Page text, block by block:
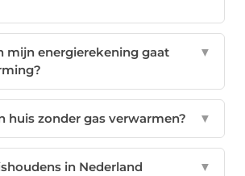
mijn energierekening gaat
▼
huis zonder gas verwarmen? ▼
in Nederland
▼